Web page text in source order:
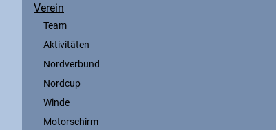
Verein
Team
Aktivitäten
Nordverbund
Nordcup
Winde
Motorschirm